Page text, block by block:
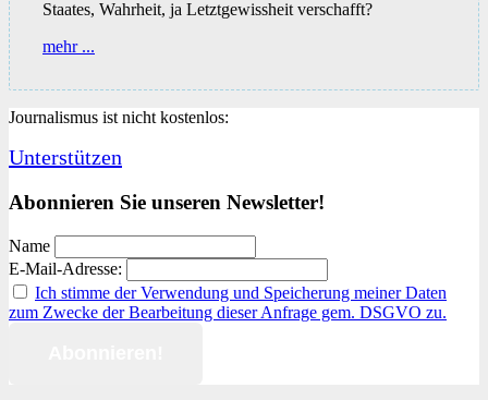
Staates, Wahrheit, ja Letztgewissheit verschafft?
mehr ...
Journalismus ist nicht kostenlos:
Unterstützen
Abonnieren Sie unseren Newsletter!
Name
E-Mail-Adresse:
Ich stimme der Verwendung und Speicherung meiner Daten
zum Zwecke der Bearbeitung dieser Anfrage gem. DSGVO zu.